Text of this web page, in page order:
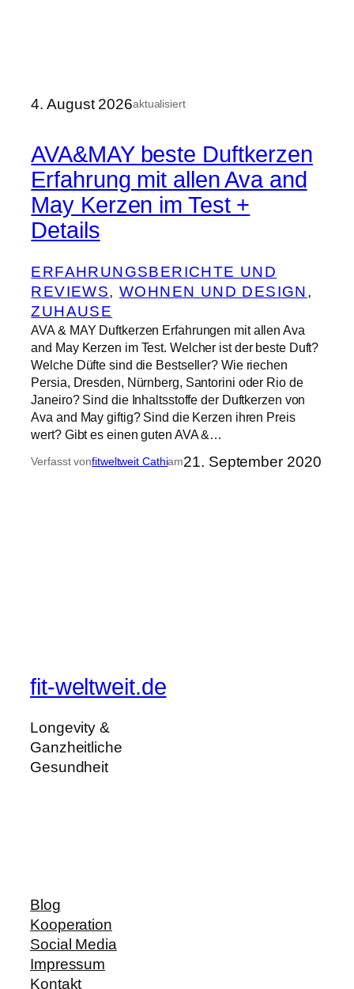
4. August 2026aktualisiert
AVA&MAY beste Duftkerzen
Erfahrung mit allen Ava and
May Kerzen im Test +
Details
ERFAHRUNGSBERICHTE UND
REVIEWS, WOHNEN UND DESIGN
ZUHAUSE
AVA & MAY Duftkerzen Erfahrungen mit allen Ava
and May Kerzen im Test. Welcher ist der beste Duft?
Welche Düfte sind die Bestseller? Wie riechen
Persia, Dresden, Nürnberg, Santorini oder Rio de
Janeiro? Sind die Inhaltsstoffe der Duftkerzen von
Ava and May giftig? Sind die Kerzen ihren Preis
wert? Gibt es einen guten AVA &…
Verfasst vonfitweltweit Cathiam21. September 2020
fit-weltweit.de
Longevity &
Ganzheitliche
Gesundheit
Blog
Kooperation
Social Media
Impressum
Kontakt